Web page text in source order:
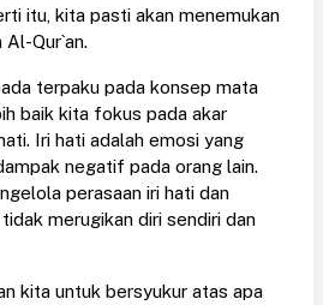
itu, kita pasti akan menemukan
Qur`an.
terpaku pada konsep mata
baik kita fokus pada akar
Iri hati adalah emosi yang
negatif pada orang lain.
perasaan iri hati dan
merugikan diri sendiri dan
kita untuk bersyukur atas apa